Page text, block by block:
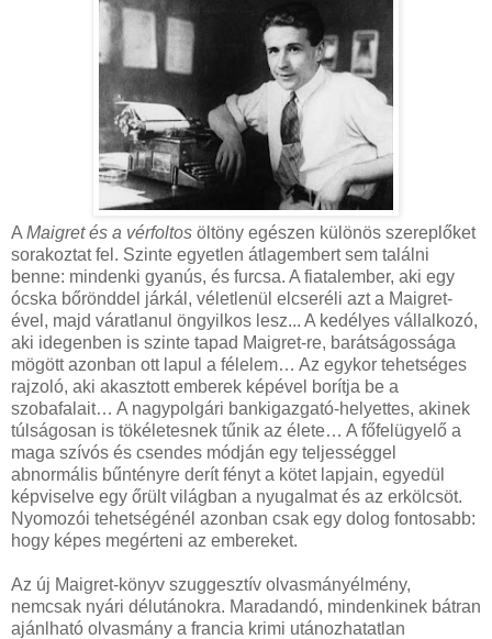
A Maigret és a vérfoltos öltöny egészen különös szereplőket
sorakoztat fel. Szinte egyetlen átlagembert sem találni
benne: mindenki gyanús, és furcsa. A fiatalember, aki egy
ócska bőrönddel járkál, véletlenül elcseréli azt a Maigret-
ével, majd váratlanul öngyilkos lesz... A kedélyes vállalkozó,
aki idegenben is szinte tapad Maigret-re, barátságossága
mögött azonban ott lapul a félelem… Az egykor tehetséges
rajzoló, aki akasztott emberek képével borítja be a
szobafalait… A nagypolgári bankigazgató-helyettes, akinek
túlságosan is tökéletesnek tűnik az élete… A főfelügyelő a
maga szívós és csendes módján egy teljességgel
abnormális bűntényre derít fényt a kötet lapjain, egyedül
képviselve egy őrült világban a nyugalmat és az erkölcsöt.
Nyomozói tehetségénél azonban csak egy dolog fontosabb:
hogy képes megérteni az embereket.
Az új Maigret-könyv szuggesztív olvasmányélmény,
nemcsak nyári délutánokra. Maradandó, mindenkinek bátran
ajánlható olvasmány a francia krimi utánozhatatlan